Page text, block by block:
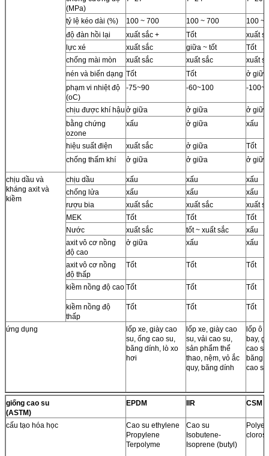
(MPa)
tỷ lệ kéo dài (%) 100 ~ 700 100 ~ 700
100 ~
độ đàn hồi lại
xuất sắc + Tốt
xuất
lực xé
xuất sắc giữa ~ tốt
Tốt
chống mài mòn
xuất sắc xuất sắc
xuất
nén và biến dạng Tốt Tốt
ở giữa
phạm vi nhiệt độ
(oC)
-75~90 -60~100 -
chịu được khí hậu ở giữa ở giữa
ở giữa
bằng chứng
ozone
xấu ở giữa xấu
hiệu suất điện xuất sắc ở giữa
Tốt
chống thấm khí
ở giữa ở giữa ở giữa
chịu dầu và
kháng axit và
kiềm
chịu dầu xấu xấu
xấu
chống lửa
xấu xấu
xấu
rượu bia
xuất sắc xuất sắc
xuất
MEK
Tốt Tốt
Tốt
Nước
xuất sắc tốt ~ xuất sắc
xấu
axit vô cơ nồng
độ cao
ở giữa xấu xấu
axit vô cơ nồng
độ thấp
Tốt Tốt Tốt
kiềm nồng độ cao Tốt Tốt Tốt
kiềm nồng độ
thấp
Tốt Tốt Tốt
ứng dụng
lốp xe, giày cao
su, ống cao su,
băng dính, lò xo
hơi
lốp xe, giày cao
su, vải cao su,
sản phẩm thể
thao, nệm, vỏ ắc
quy, băng dính
lốp ô
bay,
cao
băng
cao su
giống cao su
(ASTM)
EPDM IIR CSM
cấu tạo hóa học
Cao su ethylene
Propylene
Terpolyme
Cao su
Isobutene-
Isoprene (butyl)